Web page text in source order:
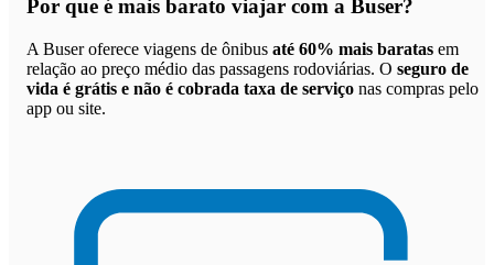
Por que é mais barato viajar com a Buser?
A Buser oferece viagens de ônibus até 60% mais baratas em
relação ao preço médio das passagens rodoviárias. O seguro de
vida é grátis e não é cobrada taxa de serviço nas compras pelo
app ou site.